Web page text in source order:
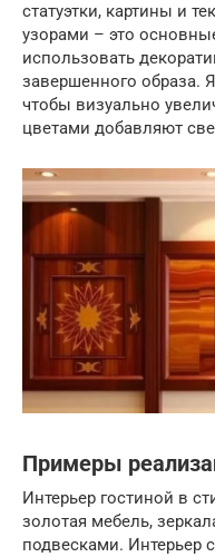
статуэтки, картины и
узорами – это
использовать
завершенного образа.
чтобы визуально
цветами добавляют
Примеры
Интерьер гостиной в
золотая мебель,
подвесками. Интерьер